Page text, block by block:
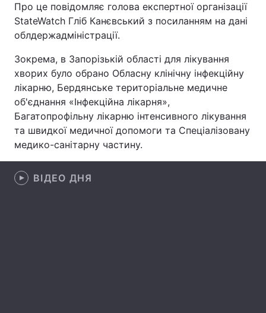
Лонгріди
Відео з Youtube Статті
Інтерв'ю Думки
Контакти
Послуги
Про це повідомляє голова експертної організації
StateWatch Гліб Канєвський з посиланням на дані
облдержадміністрації.
Зокрема, в Запорізькій області для лікування
хворих було обрано Обласну клінічну інфекційну
лікарню, Бердянське територіальне медичне
об'єднання «Інфекційна лікарня»,
Багатопрофільну лікарню інтенсивного лікування
та швидкої медичної допомоги та Спеціалізовану
медико-санітарну частину.
ВІДЕО ДНЯ